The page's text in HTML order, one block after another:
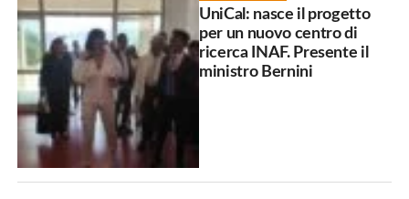
UniCal: nasce il progetto
per un nuovo centro di
ricerca INAF. Presente il
ministro Bernini